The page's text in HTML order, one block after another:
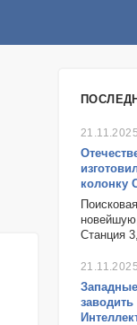
21.11.2025
колонку
Станция
21.11.2025